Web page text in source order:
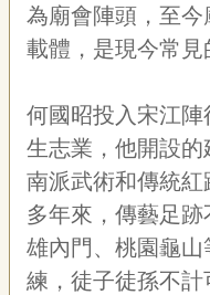
覽
F
e
o
o
R
S
S
為廟會陣頭，至
載體，是現今常見
何國昭投入宋江
生志業，他開設
南派武術和傳統
多年來，傳藝足
雄內門、桃園龜山
練，徒子徒孫不